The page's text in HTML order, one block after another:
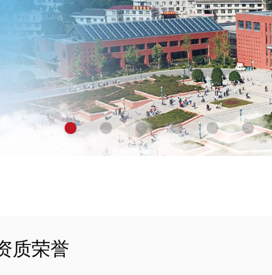
质荣誉